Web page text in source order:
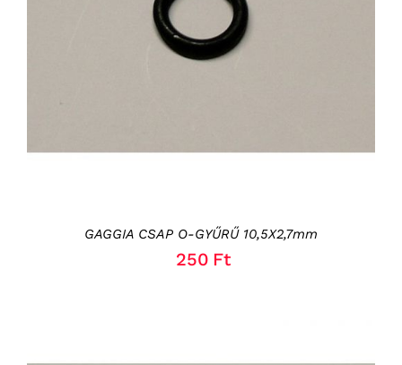
KOSÁRBA TESZEM RÉSZLETEK
GAGGIA CSAP O-GYŰRŰ 10,5X2,7mm
250 Ft